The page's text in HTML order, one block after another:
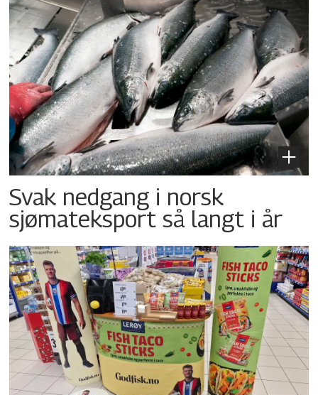
Svak nedgang i norsk
sjømateksport så langt i år